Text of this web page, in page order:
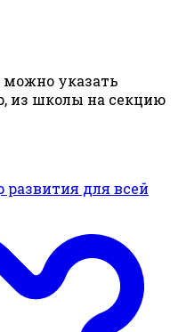
указать
из школы на секцию
развития для всей